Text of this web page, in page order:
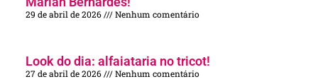
29 de abril de 2026 Nenhum comentário
Look do dia: alfaiataria no tricot!
27 de abril de 2026 Nenhum comentário